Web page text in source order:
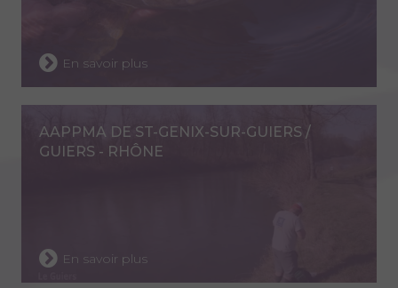
En savoir plus
AAPPMA DE ST-GENIX-SUR-GUIERS /
GUIERS - RHÔNE
En savoir plus